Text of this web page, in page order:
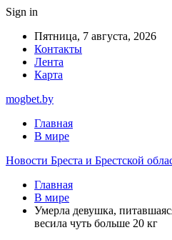
Sign in
Пятница, 7 августа, 2026
Контакты
Лента
Карта
mogbet.by
Главная
В мире
Новости Бреста и Брестской
Главная
В мире
Умерла девушка,
весила чуть больше 20 кг